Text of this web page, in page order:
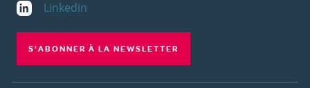
Linkedin
S'ABONNER À LA NEWSLETTER